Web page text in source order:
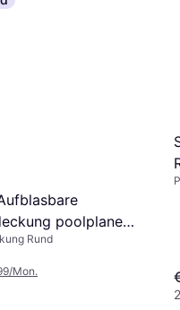
poolplane
luftkissen Ø
Rund
Mon.